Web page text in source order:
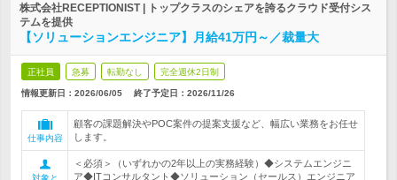
株式会社RECEPTIONIST | トップクラスのシェアを誇るクラウド受付シス
テムを提供
【ソリューションエンジニア】月給41万円～／裁量大
正社員 急募 転勤なし 完全週休2日制
情報更新日：2026/06/05 終了予定日： 2026/11/26
仕事内容
顧客の課題解決やPOC案件の提案支援など、幅広い業務をお任せ
します。
対象と
＜必須＞（いずれかの2年以上の実務経験）◆システムエンジニ
ア◆ITコンサルタント◆ソリューション（セールス）エンジニア